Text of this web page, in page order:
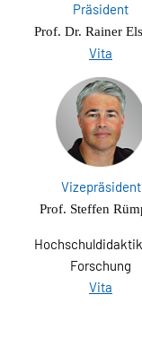
Präsident
Prof. Dr. Rainer
Vita
Vizepräsident
Prof. Steffen
Forschung
Vita